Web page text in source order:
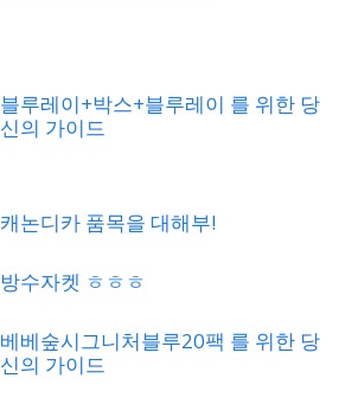
방수자켓 ㅎㅎㅎ
베베숲시그니처블루20팩 를 위한 당